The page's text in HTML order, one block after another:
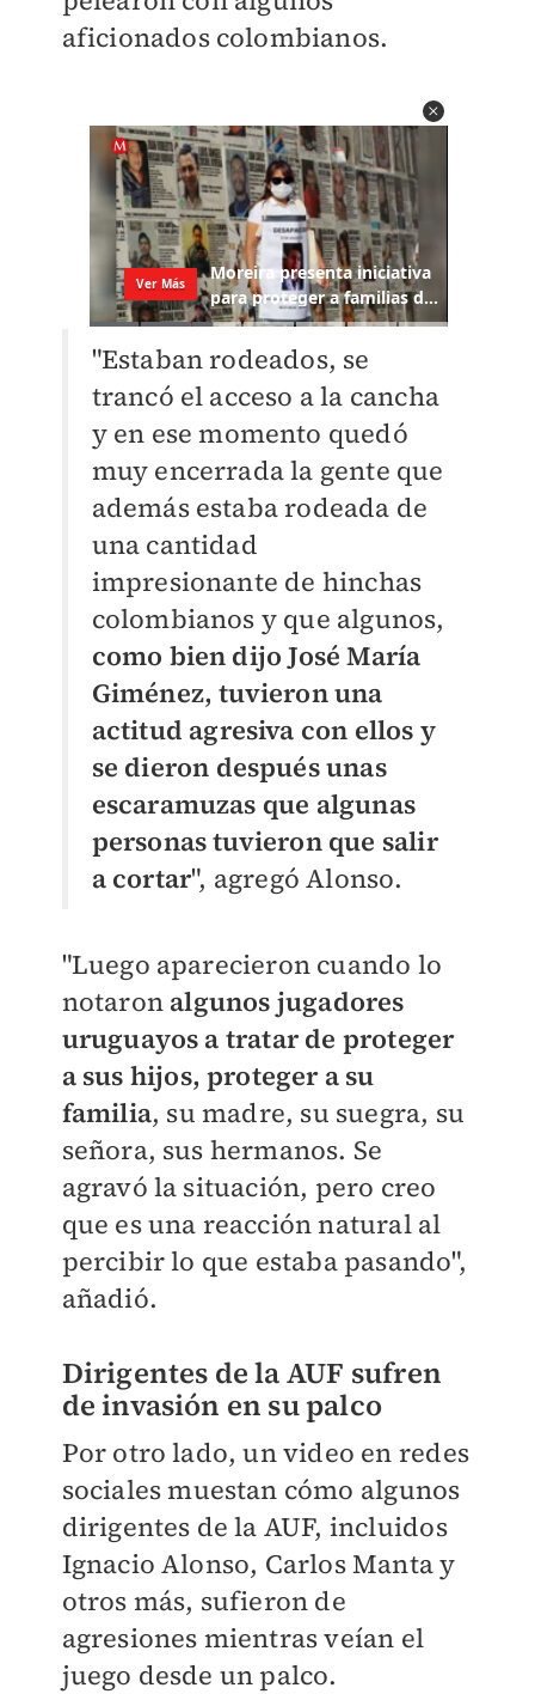
aficionados colombianos.
"Estaban rodeados, se
trancó el acceso a la cancha
y en ese momento quedó
muy encerrada la gente que
además estaba rodeada de
una cantidad
impresionante de hinchas
colombianos y que algunos,
como bien dijo José María
Giménez, tuvieron una
actitud agresiva con ellos y
se dieron después unas
escaramuzas que algunas
personas tuvieron que salir
a cortar", agregó Alonso.
"Luego aparecieron cuando lo
notaron algunos jugadores
uruguayos a tratar de proteger
a sus hijos, proteger a su
familia, su madre, su suegra, su
señora, sus hermanos. Se
agravó la situación, pero creo
que es una reacción natural al
percibir lo que estaba pasando",
añadió.
Dirigentes de la AUF sufren
de invasión en su palco
Por otro lado, un video en redes
sociales muestan cómo algunos
dirigentes de la AUF, incluidos
Ignacio Alonso, Carlos Manta y
otros más, sufieron de
agresiones mientras veían el
juego desde un palco.